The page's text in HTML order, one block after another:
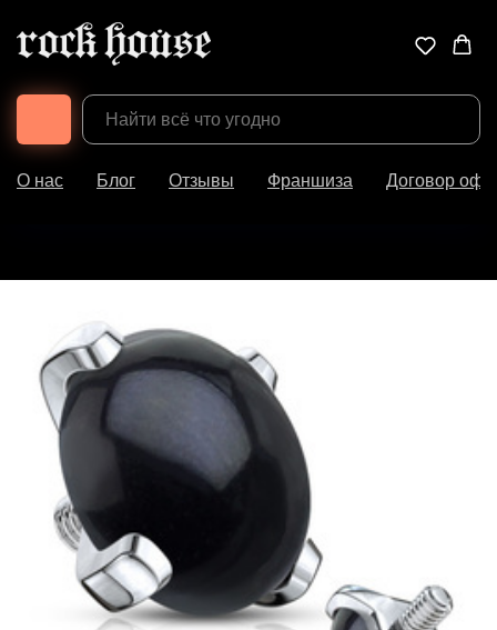
О нас Блог Отзывы Франшиза Договор